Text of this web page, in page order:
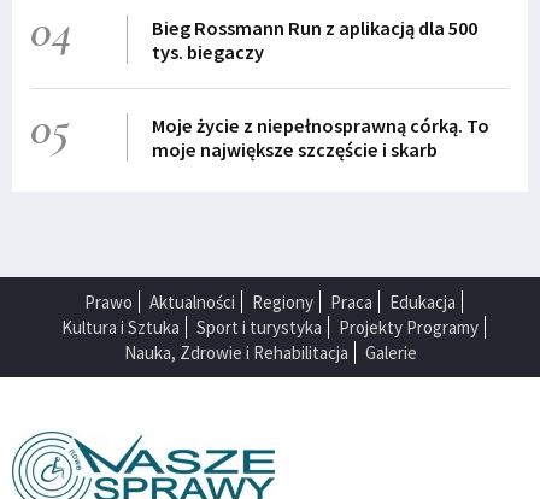
04
Bieg Rossmann Run z aplikacją dla 500
tys. biegaczy
05
Moje życie z niepełnosprawną córką. To
moje największe szczęście i skarb
Prawo Aktualności Regiony Praca
Edukacja
Kultura i Sztuka
Sport i turystyka
Projekty Programy
Nauka, Zdrowie i Rehabilitacja
Galerie